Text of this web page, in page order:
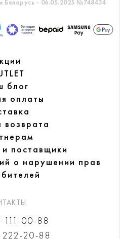
Беларусь - 06.05.2025 №748434
блог
оплаты
возврата
поставщики
о нарушении прав
00-88
20-88